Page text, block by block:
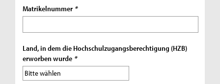
Matrikelnummer *
Land, in dem die Hochschulzugangsberechtigung (HZB)
erworben wurde *